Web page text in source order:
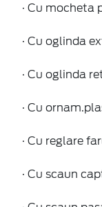
· Cu mocheta
· Cu oglinda
· Cu oglinda
· Cu
· Cu reglare
· Cu scaun